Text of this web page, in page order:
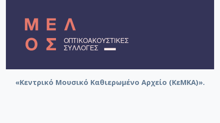
«Κεντρικό Μουσικό Καθιερωμένο Αρχείο (ΚεΜΚΑ)».